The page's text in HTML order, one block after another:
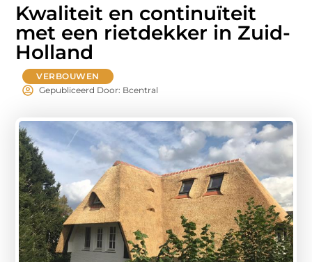
Kwaliteit en continuïteit
met een rietdekker in Zuid-
Holland
VERBOUWEN
Gepubliceerd Door: Bcentral